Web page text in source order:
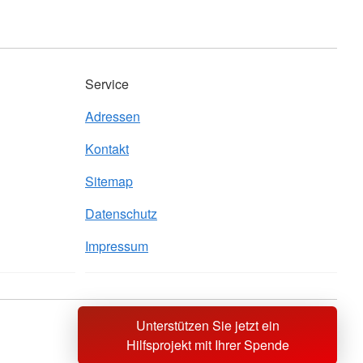
Unterstützen Sie jetzt ein
Hilfsprojekt mit Ihrer Spende
Service
Adressen
Kontakt
Sitemap
Datenschutz
Impressum
Sprache wechseln zu